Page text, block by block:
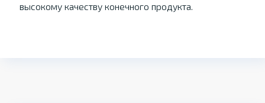
высокому качеству конечного продукта.